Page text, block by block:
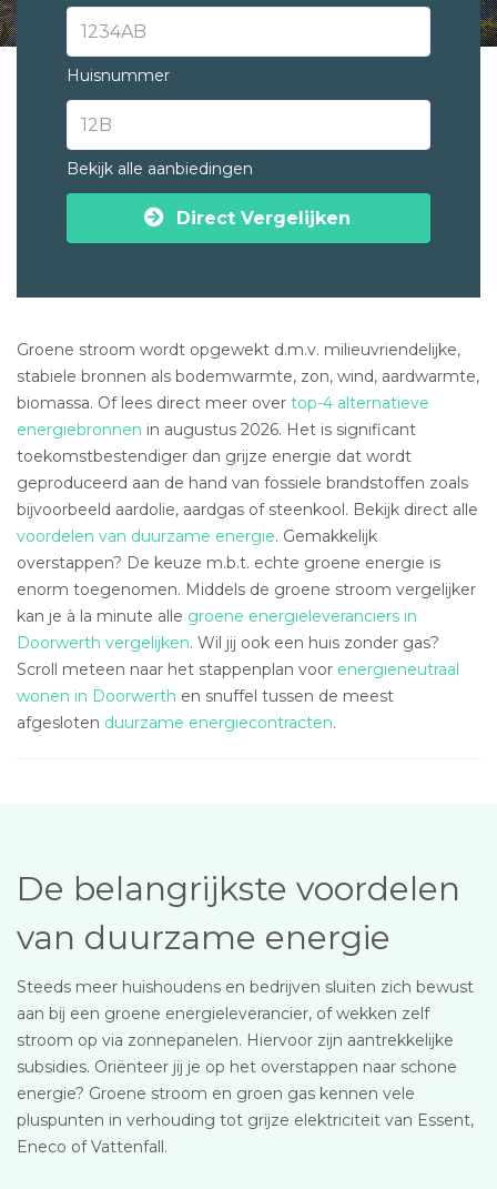
Huisnummer
Bekijk alle aanbiedingen
Direct Vergelijken
Groene stroom wordt opgewekt d.m.v. milieuvriendelijke,
stabiele bronnen als bodemwarmte, zon, wind, aardwarmte,
biomassa. Of lees direct meer over top-4 alternatieve
energiebronnen in augustus 2026. Het is significant
toekomstbestendiger dan grijze energie dat wordt
geproduceerd aan de hand van fossiele brandstoffen zoals
bijvoorbeeld aardolie, aardgas of steenkool. Bekijk direct alle
voordelen van duurzame energie. Gemakkelijk
overstappen? De keuze m.b.t. echte groene energie is
enorm toegenomen. Middels de groene stroom vergelijker
kan je à la minute alle groene energieleveranciers in
Doorwerth vergelijken. Wil jij ook een huis zonder gas?
Scroll meteen naar het stappenplan voor energieneutraal
wonen in Doorwerth en snuffel tussen de meest
afgesloten duurzame energiecontracten.
De belangrijkste voordelen
van duurzame energie
Steeds meer huishoudens en bedrijven sluiten zich bewust
aan bij een groene energieleverancier, of wekken zelf
stroom op via zonnepanelen. Hiervoor zijn aantrekkelijke
subsidies. Oriënteer jij je op het overstappen naar schone
energie? Groene stroom en groen gas kennen vele
pluspunten in verhouding tot grijze elektriciteit van Essent,
Eneco of Vattenfall.